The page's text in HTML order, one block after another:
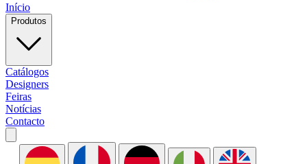
Início
Produtos
Catálogos
Designers
Feiras
Notícias
Contacto